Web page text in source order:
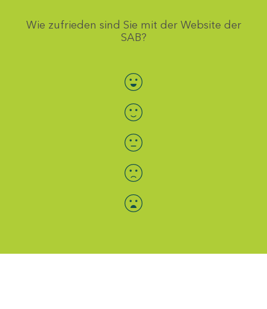
Wie zufrieden sind Sie mit der Website der
SAB?
Bewertung auswählen